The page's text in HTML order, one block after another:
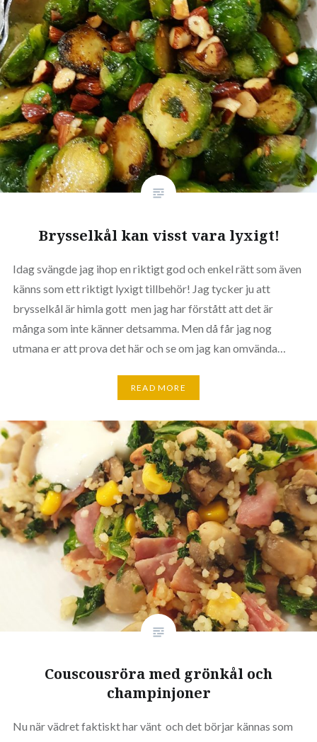
Brysselkål kan visst vara lyxigt!
Idag svängde jag ihop en riktigt god och enkel rätt som även
känns som ett riktigt lyxigt tillbehör! Jag tycker ju att
brysselkål är himla gott men jag har förstått att det är
många som inte känner detsamma. Men då får jag nog
utmana er att prova det här och se om jag kan omvända…
READ MORE
Couscousröra med grönkål och
champinjoner
Nu när vädret faktiskt har vänt och det börjar kännas som